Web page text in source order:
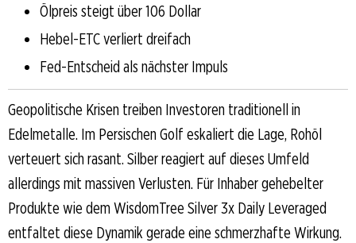
Ölpreis steigt über 106 Dollar
Hebel-ETC verliert dreifach
Fed-Entscheid als nächster Impuls
Geopolitische Krisen treiben Investoren traditionell in
Edelmetalle. Im Persischen Golf eskaliert die Lage, Rohöl
verteuert sich rasant. Silber reagiert auf dieses Umfeld
allerdings mit massiven Verlusten. Für Inhaber gehebelter
Produkte wie dem WisdomTree Silver 3x Daily Leveraged
entfaltet diese Dynamik gerade eine schmerzhafte Wirkung.